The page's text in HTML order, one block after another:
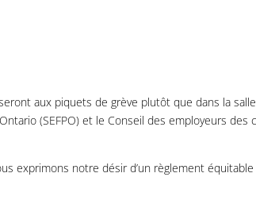
aux piquets de grève plutôt que dans la
(SEFPO) et le Conseil des employeurs des
exprimons notre désir d’un règlement